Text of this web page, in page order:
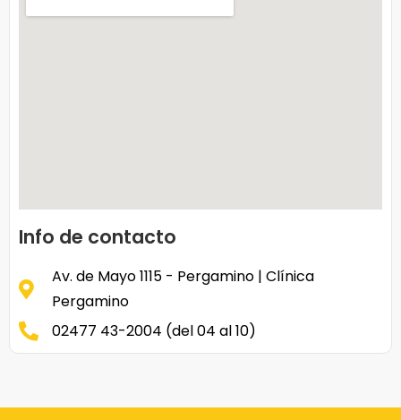
Info de contacto
Av. de Mayo 1115 - Pergamino | Clínica
Pergamino
02477 43-2004 (del 04 al 10)